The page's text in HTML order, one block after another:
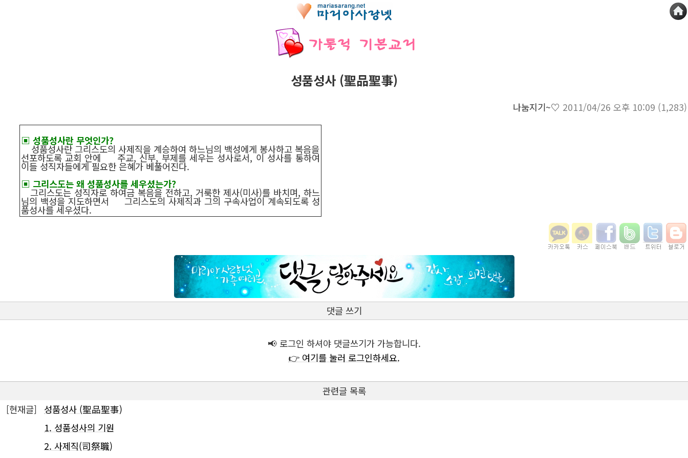
성품성사 (聖品聖事)
나눔지기~♡ 2011/04/26 오후 10:09 (1,283)
▣ 성품성사란 무엇인가?
성품성사란 그리스도의 사제직을 계승하여 하느님의 백성에게 봉사하고 복음을
선포하도록 교회 안에 주교, 신부, 부제를 세우는 성사로서, 이 성사를 통하여
이들 성직자들에게 필요한 은혜가 베풀어진다.
▣ 그리스도는 왜 성품성사를 세우셨는가?
그리스도는 성직자로 하여금 복음을 전하고, 거룩한 제사(미사)를 바치며, 하느
님의 백성을 지도하면서 그리스도의 사제직과 그의 구속사업이 계속되도록 성
품성사를 세우셨다.
댓글 쓰기
📢 로그인 하셔야 댓글쓰기가 가능합니다.
👉 여기를 눌러 로그인하세요.
관련글 목록
[현재글]
성품성사 (聖品聖事)
1. 성품성사의 기원
2. 사제직(司祭職)